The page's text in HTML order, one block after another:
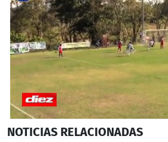
seconds
NOTICIAS RELACIONADAS